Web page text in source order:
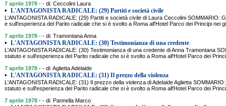
7 aprile 1978 - - di: Ceccolini Laura
• L'ANTAGONISTA RADICALE: (29) Partiti e società civile
L'ANTAGONISTA RADICALE: (29) Partiti e società civile di Laura Ceccolini SOMMARIO:
e sull'esperienza del Parito radicale che si è svolto a Roma all'Hotel Parco dei Principi nei
7 aprile 1978 - - di: Tramontana Anna
• L'ANTAGONISTA RADICALE: (30) Testimonianza di una credente
L'ANTAGONISTA RADICALE: (30) Testimonianza di una credente di Anna Tramontana
statuto e sull'esperienza del Parito radicale che si è svolto a Roma all'Hotel Parco dei
7 aprile 1978 - - di: Aglietta Adelaide
• L'ANTAGONISTA RADICALE: (31) Il prezzo della violenza
L'ANTAGONISTA RADICALE: (31) Il prezzo della violenza di Adelaide Aglietta
statuto e sull'esperienza del Parito radicale che si è svolto a Roma all'Hotel Parco dei
7 aprile 1978 - - di: Pannella Marco